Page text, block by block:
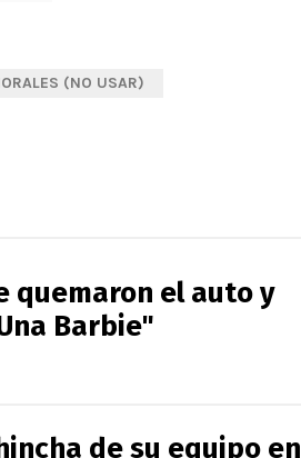
(NO USAR)
quemaron el auto y
Barbie"
de su equipo en